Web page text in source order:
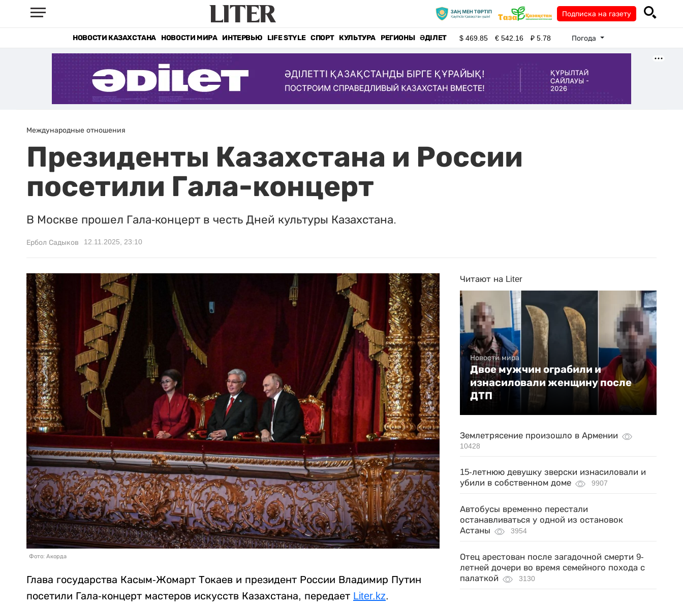
Подписка на газету
НОВОСТИ КАЗАХСТАНА НОВОСТИ МИРА ИНТЕРВЬЮ LIFE STYLE СПОРТ КУЛЬТУРА РЕГИОНЫ ӘДІЛЕТ $469.85 €542.16 ₽5.78 Погода
Международные отношения
Президенты Казахстана и России
посетили Гала-концерт
В Москве прошел Гала-концерт в честь Дней культуры Казахстана.
Ербол Садыков 12.11.2025, 23:10
Фото: Акорда
Глава государства Касым-Жомарт Токаев и президент России Владимир Путин
посетили Гала-концерт мастеров искусств Казахстана, передает Liter.kz.
Читают на Liter
Новости мира
Двое мужчин ограбили и
изнасиловали женщину после
ДТП
Землетрясение произошло в Армении
10428
15-летнюю девушку зверски изнасиловали и
убили в собственном доме
9907
Автобусы временно перестали
останавливаться у одной из остановок
Астаны
3954
Отец арестован после загадочной смерти 9-
летней дочери во время семейного похода с
палаткой
3130